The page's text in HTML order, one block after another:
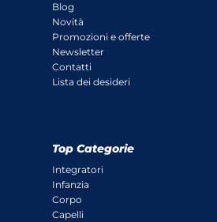
Blog
Novità
Promozioni e offerte
Newsletter
Contatti
Lista dei desideri
Top Categorie
Integratori
Infanzia
Corpo
Capelli